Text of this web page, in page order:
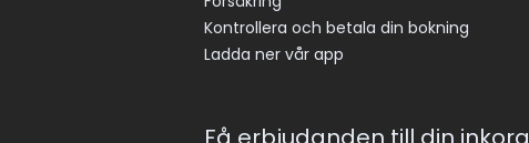
Kontrollera och betala din bokning
Ladda ner vår app